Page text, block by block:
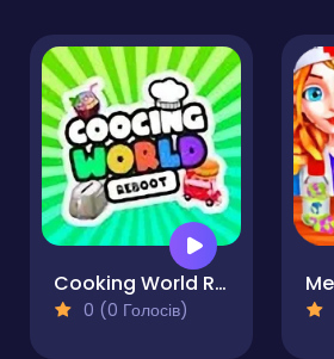
Cooking World Reborn
0 (0 Голосів)